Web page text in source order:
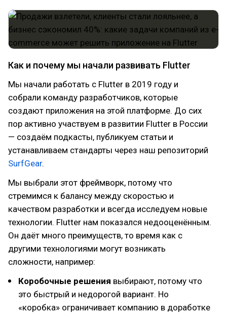
Как и почему мы начали развивать Flutter
Мы начали работать с Flutter в 2019 году и
собрали команду разработчиков, которые
создают приложения на этой платформе. До сих
пор активно участвуем в развитии Flutter в России
— создаём подкасты, публикуем статьи и
устанавливаем стандарты через наш репозиторий
SurfGear.
Мы выбрали этот фреймворк, потому что
стремимся к балансу между скоростью и
качеством разработки и всегда исследуем новые
технологии. Flutter нам показался недооценённым.
Он даёт много преимуществ, то время как с
другими технологиями могут возникать
сложности, например:
Коробочные решения выбирают, потому что
это быстрый и недорогой вариант. Но
«коробка» ограничивает компанию в доработке